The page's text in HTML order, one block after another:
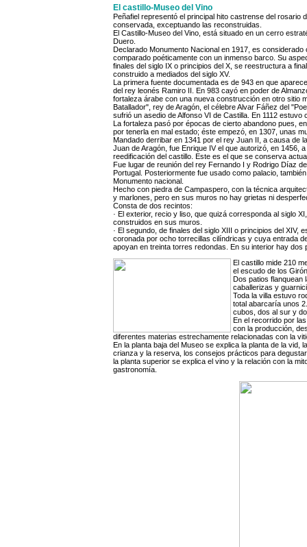
El castillo-Museo del Vino
Peñafiel representó el principal hito castrense del
conservada, exceptuando las reconstruidas.
El Castillo-Museo del Vino, está situado en un cerro
Duero.
Declarado Monumento Nacional en 1917, es
comparado poéticamente con un inmenso barco. Su
finales del siglo IX o principios del X, se reestructura a
construido a mediados del siglo XV.
La primera fuente documentada es de 943 en que
del rey leonés Ramiro II. En 983 cayó en poder de
fortaleza árabe con una nueva construcción en otro sitio
Batallador", rey de Aragón, el célebre Alvar Fáñez del
sufrió un asedio de Alfonso VI de Castilla. En 1112
La fortaleza pasó por épocas de cierto abandono pues,
por tenerla en mal estado; éste empezó, en 1307, unas
Mandado derribar en 1341 por el rey Juan II, a causa de
Juan de Aragón, fue Enrique IV el que autorizó, en 1456,
reedificación del castillo. Este es el que se conserva
Fue lugar de reunión del rey Fernando I y Rodrigo Díaz
Portugal. Posteriormente fue usado como palacio,
Monumento nacional.
Hecho con piedra de Campaspero, con la técnica
y marlones, pero en sus muros no hay grietas ni
Consta de dos recintos:
· El exterior, recio y liso, que quizá corresponda al siglo
construidos en sus muros.
· El segundo, de finales del siglo XIII o principios del
coronada por ocho torrecillas cilíndricas y cuya entrada
apoyan en treinta torres redondas. En su interior hay
El castillo mide 210
el escudo de los
Dos patios flanquean
caballerizas y
Toda la villa estuvo
total abarcaría unos
cubos, dos al sur y
En el recorrido por
con la producción,
diferentes materias estrechamente relacionadas con la
En la planta baja del Museo se explica la planta de la vid,
crianza y la reserva, los consejos prácticos para
la planta superior se explica el vino y la relación con la
gastronomía.